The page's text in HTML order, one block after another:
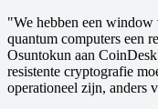
"We hebben een
quantum computers een
Osuntokun aan
resistente cryptografie
operationeel zijn, anders